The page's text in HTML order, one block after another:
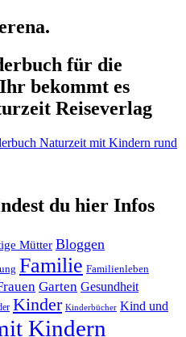
für die
bekommt es
Reiseverlag
du hier Infos
Mütter Bloggen
Familie Familienleben
Garten Gesundheit
Kinder Kinderbücher Kind und
Kindern